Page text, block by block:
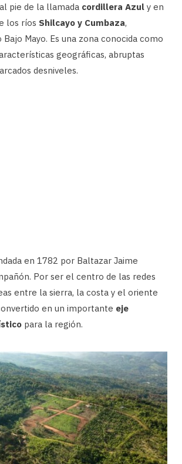
pie de la llamada cordillera Azul y en
los ríos Shilcayo y Cumbaza,
Mayo. Es una zona conocida como
geográficas, abruptas
desniveles.
en 1782 por Baltazar Jaime
Por ser el centro de las redes
entre la sierra, la costa y el oriente
en un importante eje
para la región.